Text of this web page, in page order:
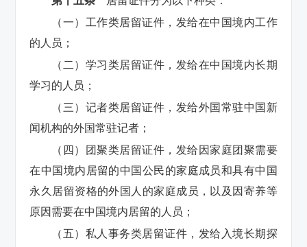
（一）工作类居留证件，发给在中国境内工作
的人员；
（二）学习类居留证件，发给在中国境内长期
学习的人员；
（三）记者类居留证件，发给外国常驻中国新
闻机构的外国常驻记者；
（四）团聚类居留证件，发给因家庭团聚需要
在中国境内居留的中国公民的家庭成员和具有中国
永久居留资格的外国人的家庭成员，以及因寄养等
原因需要在中国境内居留的人员；
（五）私人事务类居留证件，发给入境长期探